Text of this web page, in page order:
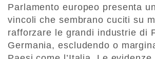
Parlamento europeo presenta
vincoli che sembrano cuciti su
rafforzare le grandi industrie di
Germania, escludendo o